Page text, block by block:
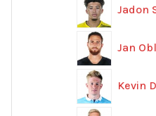
Jadon
Jan
Kevin